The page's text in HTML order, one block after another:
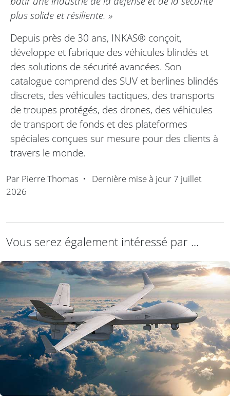
plus solide et résiliente. »
Depuis près de 30 ans, INKAS® conçoit,
développe et fabrique des véhicules blindés et
des solutions de sécurité avancées. Son
catalogue comprend des SUV et berlines blindés
discrets, des véhicules tactiques, des transports
de troupes protégés, des drones, des véhicules
de transport de fonds et des plateformes
spéciales conçues sur mesure pour des clients à
travers le monde.
Par Pierre Thomas • Dernière mise à jour 7 juillet
2026
Vous serez également intéressé par ...